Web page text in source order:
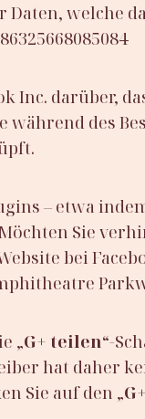
Daten, welche
Inc. darüber,
während des
– etwa
Sie
bei
„G+ teilen“-
hat daher
Sie auf den „